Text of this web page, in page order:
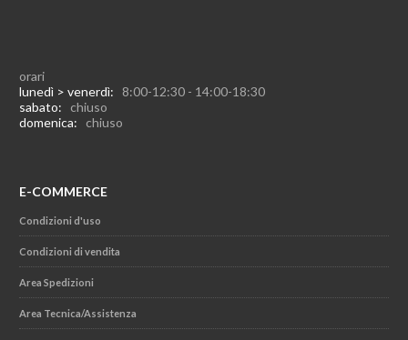
orari
lunedì > venerdì: 8:00-12:30 - 14:00-18:30
sabato: chiuso
domenica: chiuso
E-COMMERCE
Condizioni d'uso
Condizioni di vendita
Area Spedizioni
Area Tecnica/Assistenza